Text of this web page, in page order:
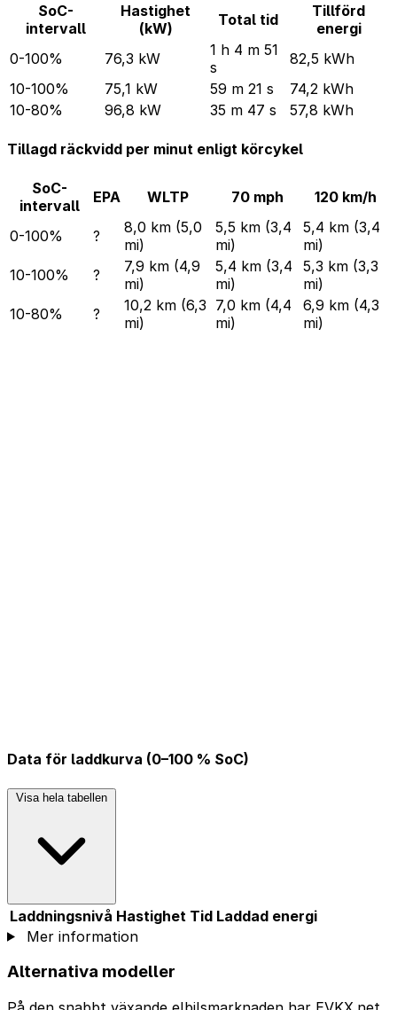
SoC-
intervall
Hastighet
(kW)
Total tid
Tillförd
energi
0-100%
76,3 kW
1 h 4 m 51
s
82,5 kWh
10-100%
75,1 kW 59 m 21 s
74,2 kWh
10-80%
96,8 kW 35 m 47 s 57,8 kWh
Tillagd räckvidd per minut enligt körcykel
SoC-
intervall
EPA WLTP 70 mph 120 km/h
0-100% ?
8,0 km (5,0
mi)
5,5 km (3,4
mi)
5,4 km (3,4
mi)
10-100%
?
7,9 km (4,9
mi)
5,4 km (3,4
mi)
5,3 km (3,3
mi)
10-80%
?
10,2 km (6,3
mi)
7,0 km (4,4
mi)
6,9 km (4,3
mi)
Data för laddkurva (0–100 % SoC)
Visa hela tabellen
Laddningsnivå Hastighet Tid Laddad energi
Mer information
Alternativa modeller